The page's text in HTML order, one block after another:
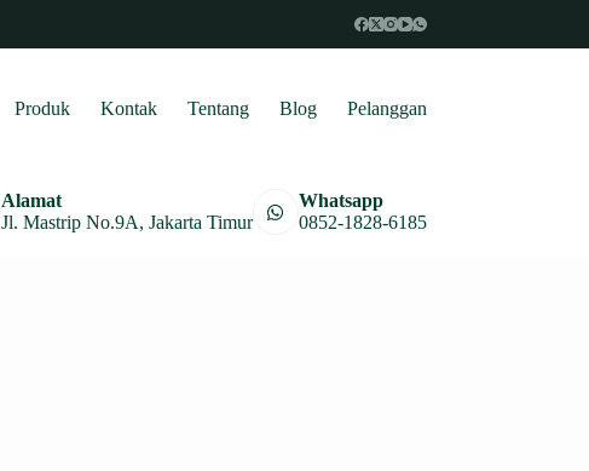
Produk Kontak Tentang Blog Pelanggan
Alamat
Jl. Mastrip No.9A, Jakarta Timur
Whatsapp
0852-1828-6185